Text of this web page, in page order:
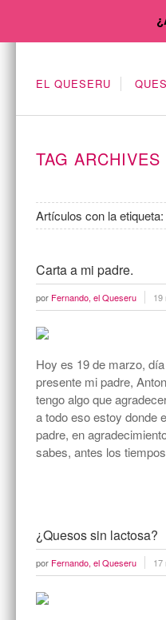
EL QUESERU
TAG ARCHIVES
Artículos con la etiqueta:
Carta a mi padre.
por Fernando, el Queseru 19
Hoy es 19 de marzo,
presente mi padre,
tengo algo que
a todo eso estoy donde
padre, en
sabes, antes los
¿Quesos sin lactosa?
por Fernando, el Queseru 17